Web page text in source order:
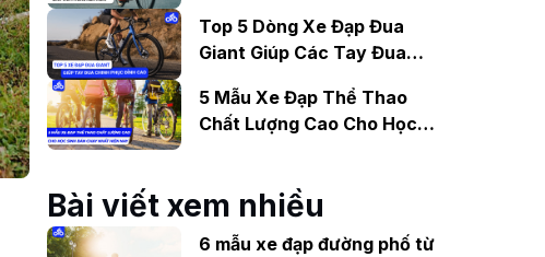
Top 5 Dòng Xe Đạp Đua
Giant Giúp Các Tay Đua
5 Mẫu Xe Đạp Thể Thao
Chất Lượng Cao Cho Học
Bài viết xem nhiều
6 mẫu xe đạp đường phố từ